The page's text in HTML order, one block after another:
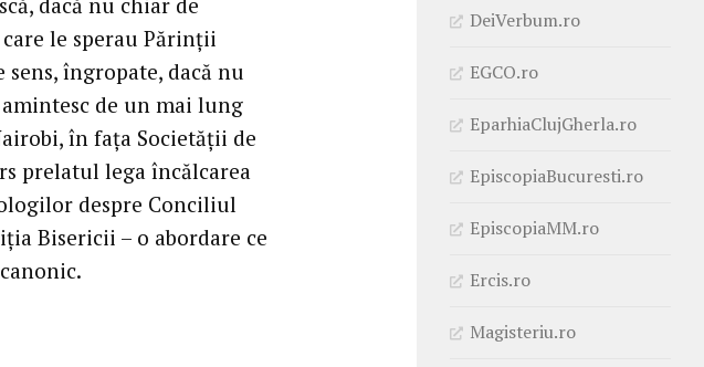
le sperau Părinţii
îngropate, dacă nu
de un mai lung
în faţa Societăţii de
prelatul lega încălcarea
despre Conciliul
Bisericii – o abordare ce
DeiVerbum.ro
EGCO.ro
EparhiaClujGherla.ro
EpiscopiaBucuresti.ro
EpiscopiaMM.ro
Ercis.ro
Magisteriu.ro